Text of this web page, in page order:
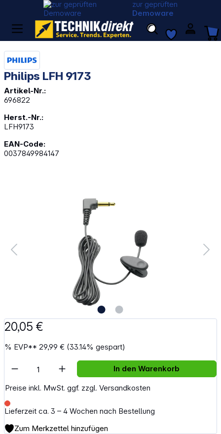
zur geprüften
Demoware
Philips LFH 9173
Artikel-Nr.:
696822
Herst.-Nr.:
LFH9173
EAN-Code:
0037849984147
20,05 €
% EVP**29,99 € (33.14% gespart)
Preise inkl. MwSt. ggf. zzgl. Versandkosten
Lieferzeit ca. 3 – 4 Wochen nach Bestellung
Artikel Anzahl: Gib den gewünschten
In den Warenkorb
Zum Merkzettel hinzufügen